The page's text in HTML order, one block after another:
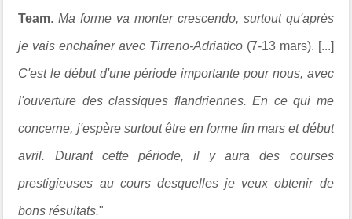
Team.Ma forme va monter crescendo, surtout qu'après
je vais enchaîner avec Tirreno-Adriatico(7-13 mars). [...]
C'est le début d'une période importante pour nous, avec
l'ouverture des classiques flandriennes. En ce qui me
concerne, j'espère surtout être en forme fin mars et début
avril. Durant cette période, il y aura des courses
prestigieuses au cours desquelles je veux obtenir de
bons résultats."